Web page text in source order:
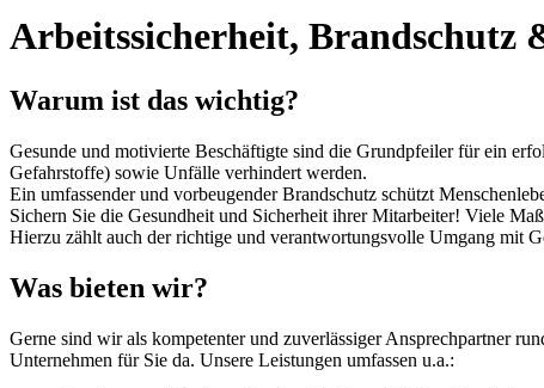
Arbeitssicherheit, Brandschutz
Warum ist das wichtig?
Gesunde und motivierte Beschäftigte sind die Grundpfeiler für ein
Gefahrstoffe) sowie Unfälle verhindert werden.
Ein umfassender und vorbeugender Brandschutz schützt
Sichern Sie die Gesundheit und Sicherheit ihrer Mitarbeiter! Viele
Hierzu zählt auch der richtige und verantwortungsvolle Umgang mit
Was bieten wir?
Gerne sind wir als kompetenter und zuverlässiger Ansprechpartner
Unternehmen für Sie da. Unsere Leistungen umfassen u.a.: